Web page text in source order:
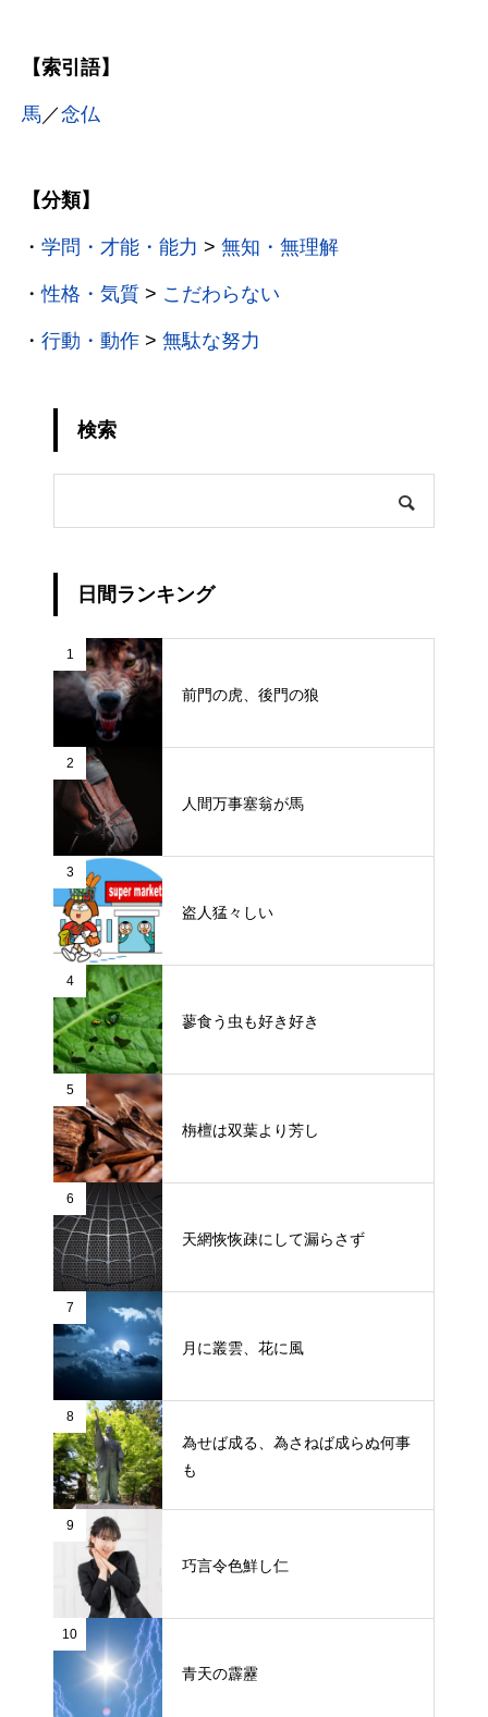
【索引語】
馬 ／念仏
【分類】
・ 学問・才能・能力 > 無知・無理解
・性格・気質 > こだわらない
・ 行動・動作 > 無駄な努力
検索
日間ランキング
1
前門の虎、後門の狼
2
人間万事塞翁が馬
3
盗人猛々しい
4
蓼食う虫も好き好き
5
栴檀は双葉より芳し
6
天網恢恢疎にして漏らさず
7
月に叢雲、花に風
8
為せば成る、為さねば成らぬ何事
も
9
巧言令色鮮し仁
10
青天の霹靂